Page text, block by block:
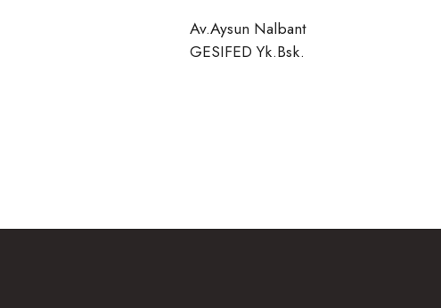
Av.Aysun Nalbant
GESIFED Yk.Bsk.